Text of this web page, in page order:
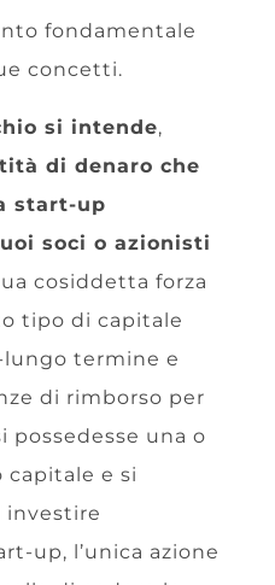
fondamentale
concetti.
si intende,
di denaro che
start-up
soci o azionisti
cosiddetta forza
tipo di capitale
termine e
di rimborso per
possedesse una o
e si
investire
up, l’unica azione